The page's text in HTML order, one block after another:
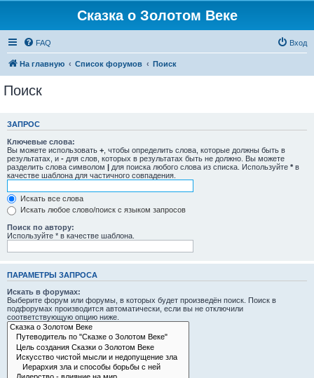
Сказка о Золотом Веке
FAQ Вход
На главную Список форумов Поиск
Поиск
ЗАПРОС
Ключевые слова:
Вы можете использовать + , чтобы определить слова, которые должны быть в
результатах, и - для слов, которых в результатах быть не должно. Вы можете
разделить слова символом | для поиска любого слова из списка. Используйте * в
качестве шаблона для частичного совпадения.
Искать все слова
Искать любое слово/поиск с языком запросов
Поиск по автору:
Используйте * в качестве шаблона.
ПАРАМЕТРЫ ЗАПРОСА
Искать в форумах:
Выберите форум или форумы, в которых будет произведён поиск. Поиск в
подфорумах производится автоматически, если вы не отключили
соответствующую опцию ниже.